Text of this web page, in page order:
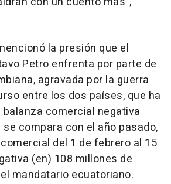
la presión que el
Petro enfrenta por parte de
agravada por la guerra
entre los dos países, que ha
comercial negativa
se compara con el año pasado,
del 1 de febrero al 15
(en) 108 millones de
mandatario ecuatoriano.